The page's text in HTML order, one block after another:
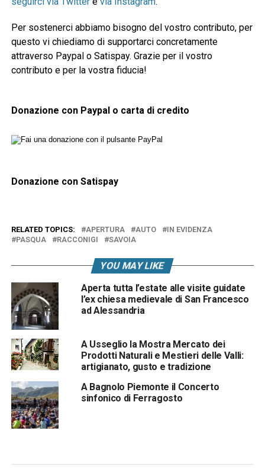
Per sostenerci abbiamo bisogno del vostro contributo, per
questo vi chiediamo di supportarci concretamente
attraverso Paypal o Satispay. Grazie per il vostro
contributo e per la vostra fiducia!
Donazione con Paypal o carta di credito
Donazione con Satispay
RELATED TOPICS: APERTURA AUTO
IN EVIDENZA
PASQUA
RACCONIGI SAVOIA
YOU MAY LIKE
Aperta tutta l’estate alle visite guidate
l’ex chiesa medievale di San Francesco
ad Alessandria
A Usseglio la Mostra Mercato dei
Prodotti Naturali e Mestieri delle Valli:
artigianato, gusto e tradizione
A Bagnolo Piemonte il Concerto
sinfonico di Ferragosto